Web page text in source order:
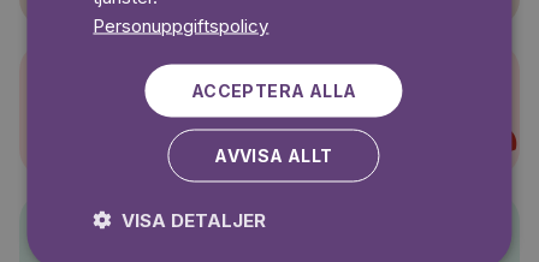
Super-Charlie
Personuppgiftspolicy
ACCEPTERA ALLA
AVVISA ALLT
VISA DETALJER